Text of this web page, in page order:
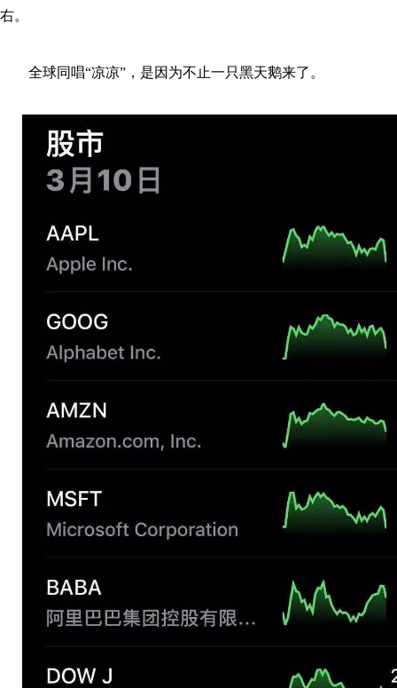
右。
全球同唱“凉凉”，是因为不止一只黑天鹅来了。